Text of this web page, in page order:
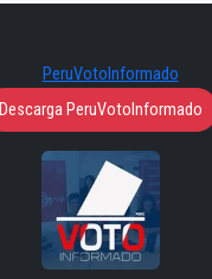
Descarga PeruVotoInformado